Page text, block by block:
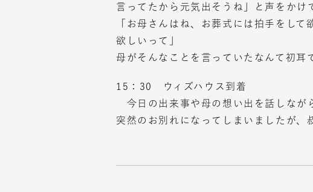
言ってたから元気出そうね」と声をかけ
「お母さんはね、お葬式には拍手をし
欲しいって」
母がそんなことを言っていたなんて初耳
15：30 ウィズハウス到着
今日の出来事や母の想い出を話しなが
突然のお別れになってしまいましたが、